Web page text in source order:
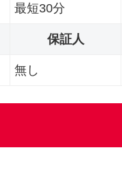
最短30分
保証人
無し